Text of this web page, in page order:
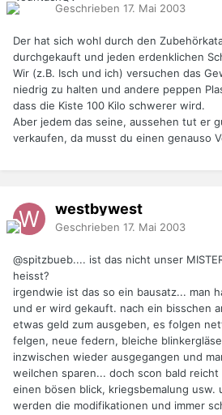
Geschrieben 17. Mai 2003
Der hat sich wohl durch den
durchgekauft und jeden erdenklichen
Wir (z.B. Isch und ich) versuchen das
niedrig zu halten und andere peppen
dass die Kiste 100 Kilo schwerer wird.
Aber jedem das seine, aussehen tut er
verkaufen, da musst du einen genauso
westbywest
Geschrieben 17. Mai 2003
@spitzbueb.... ist das nicht unser
heisst?
irgendwie ist das so ein bausatz... man
und er wird gekauft. nach ein bisschen
etwas geld zum ausgeben, es folgen
felgen, neue federn, bleiche
inzwischen wieder ausgegangen und
weilchen sparen... doch scon bald
einen bösen blick, kriegsbemalung usw.
werden die modifikationen und immer